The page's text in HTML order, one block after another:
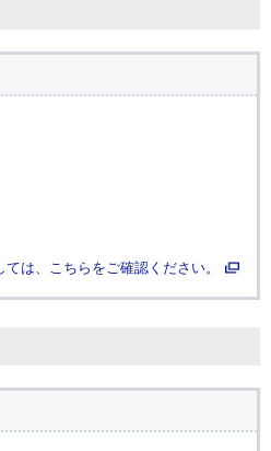
は、こちらをご確認ください。